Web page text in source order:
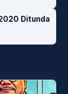
Ditunda